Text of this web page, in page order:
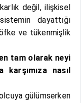
değil, ilişkisel
dayattığı
ve tükenmişlik
tam olarak neyi
nasıl
gülümserken